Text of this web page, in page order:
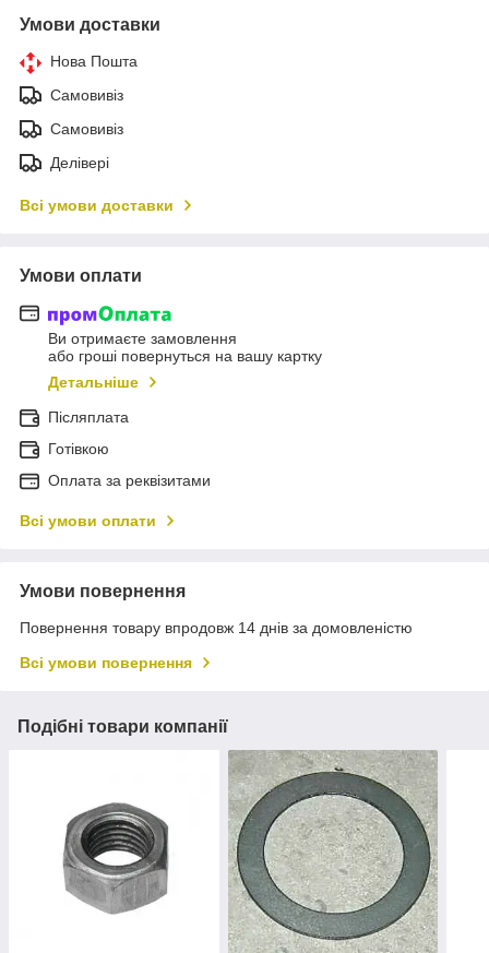
Умови доставки
Нова Пошта
Самовивіз
Самовивіз
Делівері
Всі умови доставки
Умови оплати
Ви отримаєте замовлення
або гроші повернуться на вашу картку
Детальніше
Післяплата
Готівкою
Оплата за реквізитами
Всі умови оплати
Умови повернення
Повернення товару впродовж 14 днів за домовленістю
Всі умови повернення
Подібні товари компанії